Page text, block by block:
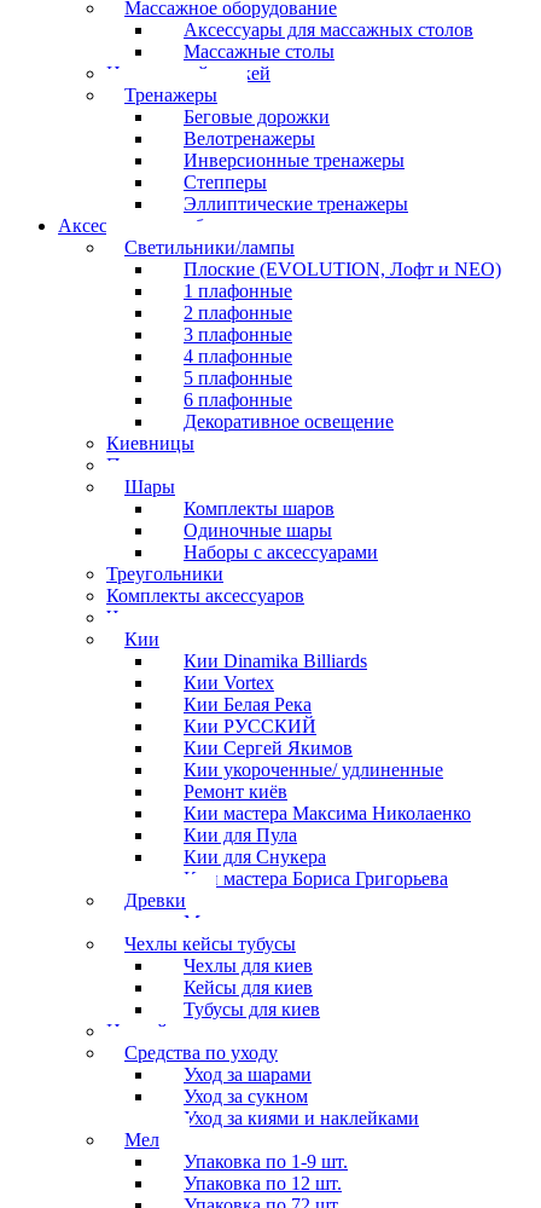
Массажное оборудование
Аксессуары для массажных столов
Массажные столы
Настольный хоккей
Тренажеры
Беговые дорожки
Велотренажеры
Инверсионные тренажеры
Степперы
Эллиптические тренажеры
Аксессуары для бильярда
Светильники/лампы
Плоские (EVOLUTION, Лофт и NEO)
1 плафонные
2 плафонные
3 плафонные
4 плафонные
5 плафонные
6 плафонные
Декоративное освещение
Киевницы
Полочки
Шары
Комплекты шаров
Одиночные шары
Наборы с аксессуарами
Треугольники
Комплекты аксессуаров
Часы
Кии
Кии Dinamika Billiards
Кии Vortex
Кии Белая Река
Кии РУССКИЙ
Кии Сергей Якимов
Кии укороченные/ удлиненные
Ремонт киёв
Кии мастера Максима Николаенко
Кии для Пула
Кии для Снукера
Кии мастера Бориса Григорьева
Древки
Мосты для киев
Чехлы кейсы тубусы
Чехлы для киев
Кейсы для киев
Тубусы для киев
Наклейки
Средства по уходу
Уход за шарами
Уход за сукном
Уход за киями и наклейками
Мел
Упаковка по 1-9 шт.
Упаковка по 12 шт.